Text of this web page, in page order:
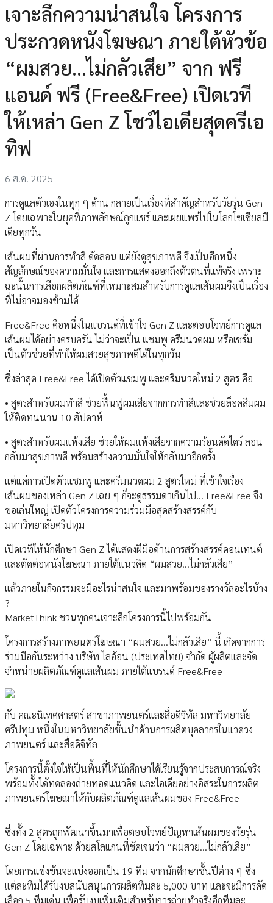
เจาะลึกความน่าสนใจ โครงการ
ประกวดหนังโฆษณา ภายใต้หัวข้อ
“ผมสวย…ไม่กลัวเสีย” จาก ฟรี
แอนด์ ฟรี (Free&Free) เปิดเวที
ให้เหล่า Gen Z โชว์ไอเดียสุดครีเอ
ทิฟ
6 ส.ค. 2025
การดูแลตัวเองในทุก ๆ ด้าน กลายเป็นเรื่องที่สำคัญสำหรับวัยรุ่น Gen
Z โดยเฉพาะในยุคที่ภาพลักษณ์ถูกแชร์ และเผยแพร่ไปในโลกโซเชียลมี
เดียทุกวัน
เส้นผมที่ผ่านการทำสี ดัดลอน แต่ยังดูสุขภาพดี จึงเป็นอีกหนึ่ง
สัญลักษณ์ของความมั่นใจ และการแสดงออกถึงตัวตนที่แท้จริง เพราะ
ฉะนั้นการเลือกผลิตภัณฑ์ที่เหมาะสมสำหรับการดูแลเส้นผมจึงเป็นเรื่อง
ที่ไม่อาจมองข้ามได้
Free&Free คือหนึ่งในแบรนด์ที่เข้าใจ Gen Z และตอบโจทย์การดูแล
เส้นผมได้อย่างครบครัน ไม่ว่าจะเป็น แชมพู ครีมนวดผม หรือเซรั่ม
เป็นตัวช่วยที่ทำให้ผมสวยสุขภาพดีได้ในทุกวัน
ซึ่งล่าสุด Free&Free ได้เปิดตัวแชมพู และครีมนวดใหม่ 2 สูตร คือ
• สูตรสำหรับผมทำสี ช่วยฟื้นฟูผมเสียจากการทำสีและช่วยล็อคสีมผม
ให้ติดทนนาน 10 สัปดาห์
• สูตรสำหรับผมแห้งเสีย ช่วยให้ผมแห้งเสียจากความร้อนดัดไดร์ ลอน
กลับมาสุขภาพดี พร้อมสร้างความมั่นใจให้กลับมาอีกครั้ง
แต่แค่การเปิดตัวแชมพู และครีมนวดผม 2 สูตรใหม่ ที่เข้าใจเรื่อง
เส้นผมของเหล่า Gen Z เฉย ๆ ก็จะดูธรรมดาเกินไป… Free&Free จึง
ขอเล่นใหญ่ เปิดตัวโครงการความร่วมมือสุดสร้างสรรค์กับ
มหาวิทยาลัยศรีปทุม
เปิดเวทีให้นักศึกษา Gen Z ได้แสดงฝีมือด้านการสร้างสรรค์คอนเทนต์
และตัดต่อหนังโฆษณา ภายใต้แนวคิด “ผมสวย...ไม่กลัวเสีย”
แล้วภายในกิจกรรมจะมีอะไรน่าสนใจ และมาพร้อมของรางวัลอะไรบ้าง
?
MarketThink ชวนทุกคนเจาะลึกโครงการนี้ไปพร้อมกัน
โครงการสร้างภาพยนตร์โฆษณา “ผมสวย...ไม่กลัวเสีย” นี้ เกิดจากการ
ร่วมมือกันระหว่าง บริษัท ไลอ้อน (ประเทศไทย) จำกัด ผู้ผลิตและจัด
จำหน่ายผลิตภัณฑ์ดูแลเส้นผม ภายใต้แบรนด์ Free&Free
กับ คณะนิเทศศาสตร์ สาขาภาพยนตร์และสื่อดิจิทัล มหาวิทยาลัย
ศรีปทุม หนึ่งในมหาวิทยาลัยชั้นนำด้านการผลิตบุคลากรในแวดวง
ภาพยนตร์ และสื่อดิจิทัล
โครงการนี้ตั้งใจให้เป็นพื้นที่ให้นักศึกษาได้เรียนรู้จากประสบการณ์จริง
พร้อมทั้งได้ทดลองถ่ายทอดแนวคิด และไอเดียอย่างอิสระในการผลิต
ภาพยนตร์โฆษณาให้กับผลิตภัณฑ์ดูแลเส้นผมของ Free&Free
ซึ่งทั้ง 2 สูตรถูกพัฒนาขึ้นมาเพื่อตอบโจทย์ปัญหาเส้นผมของวัยรุ่น
Gen Z โดยเฉพาะ ด้วยสโลแกนที่ชัดเจนว่า “ผมสวย...ไม่กลัวเสีย”
โดยการแข่งขันจะแบ่งออกเป็น 19 ทีม จากนักศึกษาชั้นปีต่าง ๆ ซึ่ง
แต่ละทีมได้รับงบสนับสนุนการผลิตทีมละ 5,000 บาท และจะมีการคัด
เลือก 5 ทีมเด่น เพื่อรับงบเพิ่มเติมสำหรับการถ่ายทำจริงอีกทีมละ